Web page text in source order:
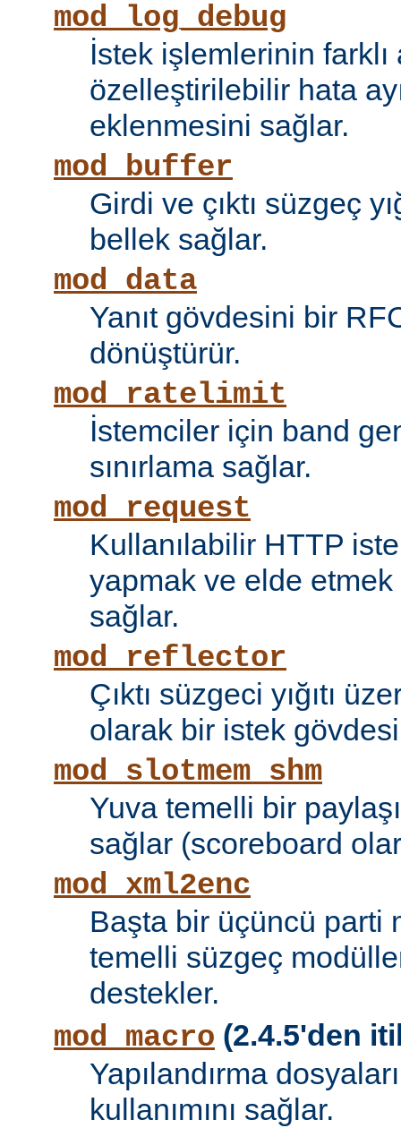
mod_log_debug
İstek işlemlerinin farklı
özelleştirilebilir hata
eklenmesini sağlar.
mod_buffer
Girdi ve çıktı süzgeç
bellek sağlar.
mod_data
Yanıt gövdesini bir
dönüştürür.
mod_ratelimit
İstemciler için band
sınırlama sağlar.
mod_request
Kullanılabilir HTTP
yapmak ve elde
sağlar.
mod_reflector
Çıktı süzgeci yığıtı
olarak bir istek
mod_slotmem_shm
Yuva temelli bir
sağlar (scoreboard
mod_xml2enc
Başta bir üçüncü parti
temelli süzgeç
destekler.
mod_macro (2.4.5'den
Yapılandırma
kullanımını sağlar.